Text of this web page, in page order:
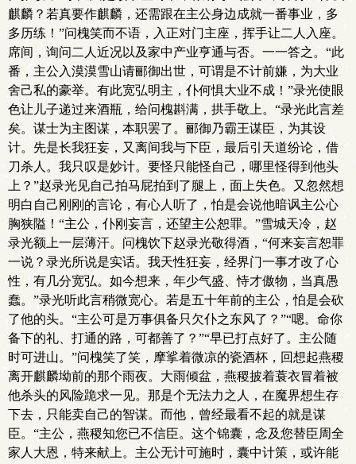
麒麟？若真要作麒麟，还需跟在主公身边成就一番事业，多
多历练！”问槐笑而不语，入正对门主座，挥手让二人入座。
席间，询问二人近况以及家中产业亨通与否。一一答之。“此
番，主公入漠漠雪山请郦御出世，可谓是不计前嫌，为大业
舍己私的豪举。有此宽弘明主，仆何惧大业不成！”录光使眼
色让儿子递过来酒瓶，给问槐斟满，拱手敬上。“录光此言差
矣。谋士为主图谋，本职罢了。郦御乃霸王谋臣，为其设
计。先是长我狂妄，又离间我与下臣，最后引天道纷论，借
刀杀人。我只叹是妙计。要怪只能怪自己，哪里怪得到他头
上？”赵录光见自己拍马屁拍到了腿上，面上失色。又忽然想
明白自己刚刚的言论，有心人听了，怕是会说他暗讽主公心
胸狭隘！“主公，仆刚妄言，还望主公恕罪。”雪城天冷，赵
录光额上一层薄汗。问槐饮下赵录光敬得酒，“何来妄言恕罪
一说？录光所说是实话。我天性狂妄，经界门一事才改了心
性，有几分宽弘。如今想来，年少气盛、恃才傲物，当真愚
蠢。”录光听此言稍微宽心。若是五十年前的主公，怕是会砍
了他的头。“主公可是万事俱备只欠仆之东风了？”“嗯。命你
备下的礼、打通的路，可都善了？”“早已打点好了。主公随
时可进山。”问槐笑了笑，摩挲着微凉的瓷酒杯，回想起燕稷
离开麒麟坳前的那个雨夜。大雨倾盆，燕稷披着蓑衣冒着被
他杀头的风险跪求一见。那是个无法力之人，在魔界想生存
下去，只能卖自己的智谋。而他，曾经最看不起的就是谋
臣。“主公，燕稷知您已不信臣。这个锦囊，念及您替臣周全
家人大恩，特来献上。主公无计可施时，囊中计策，或许能